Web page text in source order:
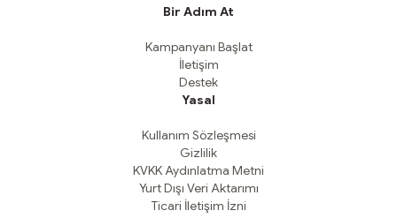
Bir Adım At
Kampanyanı Başlat
İletişim
Destek
Yasal
Kullanım Sözleşmesi
Gizlilik
KVKK Aydınlatma Metni
Yurt Dışı Veri Aktarımı
Ticari İletişim İzni